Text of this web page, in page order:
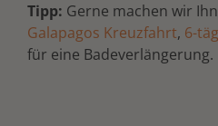
Tipp: Gerne machen wir
Galapagos Kreuzfahrt, 6-
für eine Badeverlängerung.